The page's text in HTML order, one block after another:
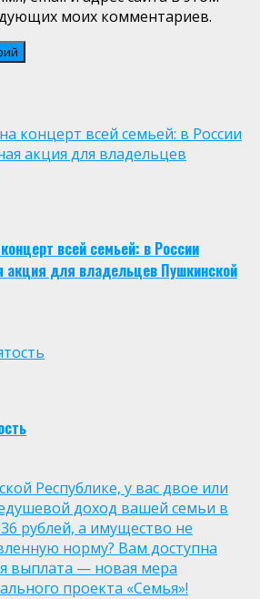
моих комментариев.
концерт всей семьей: в России
акция для владельцев
всей семьей: в России
акция для владельцев Пушкинской
Республике, у вас двое или
доход вашей семьи в
рублей, а имущество не
норму? Вам доступна
выплата — новая мера
проекта «Семья»!